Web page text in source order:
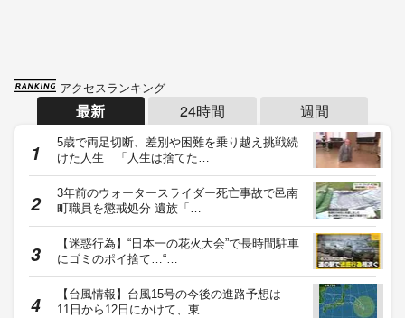
アクセスランキング
最新 24時間 週間
5歳で両足切断、差別や困難を乗り越え挑戦続
けた人生 「人生は捨てた…
3年前のウォータースライダー死亡事故で邑南
町職員を懲戒処分 遺族「…
【迷惑行為】“日本一の花火大会”で長時間駐車
にゴミのポイ捨て…“…
【台風情報】台風15号の今後の進路予想は
11日から12日にかけて、東…